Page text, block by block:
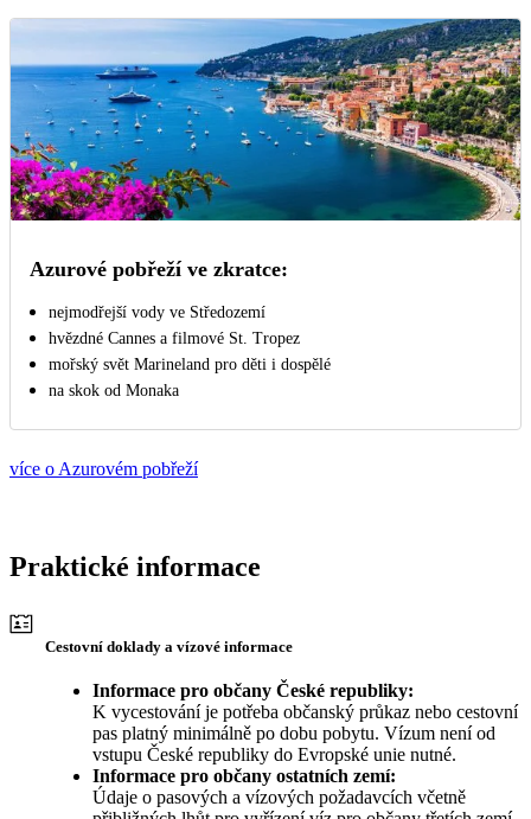
Azurové pobřeží ve zkratce:
nejmodřejší vody ve Středozemí
hvězdné Cannes a filmové St. Tropez
mořský svět Marineland pro děti i dospělé
na skok od Monaka
více o Azurovém pobřeží
Praktické informace
Cestovní doklady a vízové informace
Informace pro občany České republiky:
K vycestování je potřeba občanský průkaz nebo cestovní
pas platný minimálně po dobu pobytu. Vízum není od
vstupu České republiky do Evropské unie nutné.
Informace pro občany ostatních zemí:
Údaje o pasových a vízových požadavcích včetně